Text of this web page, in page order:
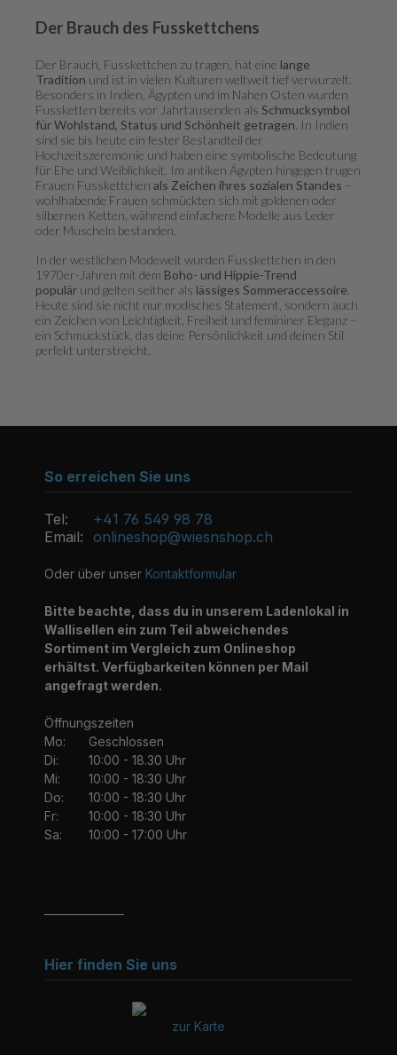
Der Brauch des Fusskettchens
Der Brauch, Fusskettchen zu tragen, hat eine lange
Tradition und ist in vielen Kulturen weltweit tief verwurzelt.
Besonders in Indien, Ägypten und im Nahen Osten wurden
Fussketten bereits vor Jahrtausenden als Schmucksymbol
für Wohlstand, Status und Schönheit getragen. In Indien
sind sie bis heute ein fester Bestandteil der
Hochzeitszeremonie und haben eine symbolische Bedeutung
für Ehe und Weiblichkeit. Im antiken Ägypten hingegen trugen
Frauen Fusskettchen als Zeichen ihres sozialen Standes –
wohlhabende Frauen schmückten sich mit goldenen oder
silbernen Ketten, während einfachere Modelle aus Leder
oder Muscheln bestanden.
In der westlichen Modewelt wurden Fusskettchen in den
1970er-Jahren mit dem Boho- und Hippie-Trend
populär und gelten seither als lässiges Sommeraccessoire.
Heute sind sie nicht nur modisches Statement, sondern auch
ein Zeichen von Leichtigkeit, Freiheit und femininer Eleganz –
ein Schmuckstück, das deine Persönlichkeit und deinen Stil
perfekt unterstreicht.
So erreichen Sie uns
Tel:
+41 76 549 98 78
Email: onlineshop@wiesnshop.ch
Oder über unser Kontaktformular
Bitte beachte, dass du in unserem Ladenlokal in
Wallisellen ein zum Teil abweichendes
Sortiment im Vergleich zum Onlineshop
erhältst. Verfügbarkeiten können per Mail
angefragt werden.
Öffnungszeiten
Mo:
Geschlossen
Di:
10:00 - 18.30 Uhr
Mi:
10:00 - 18:30 Uhr
Do:
10:00 - 18:30 Uhr
Fr:
10:00 - 18:30 Uhr
Sa:
10:00 - 17:00 Uhr
Hier finden Sie uns
zur Karte